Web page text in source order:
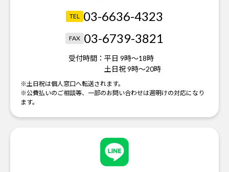
TEL 03-6636-4323
FAX 03-6739-3821
受付時間： 平日 9時～18時
土日祝 9時～20時
※土日祝は個人窓口へ転送されます。
※公費払いのご相談等、一部のお問い合わせは週明けの対応になり
ます。